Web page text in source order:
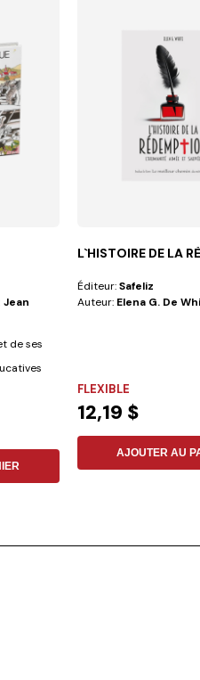
de ses
L`HISTOIRE DE LA
Éditeur:Safeliz
Auteur: Elena G. De
FLEXIBLE
12,19 $
AJOUTER AU